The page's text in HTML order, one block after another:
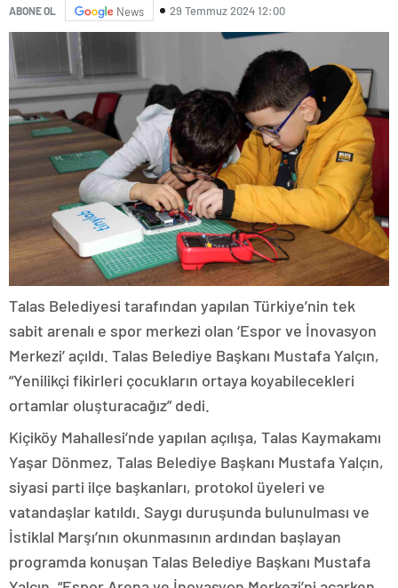
ABONE OL News 29 Temmuz 2024 12:00
Talas Belediyesi tarafından yapılan Türkiye’nin tek
sabit arenalı e spor merkezi olan ‘Espor ve İnovasyon
Merkezi’ açıldı. Talas Belediye Başkanı Mustafa Yalçın,
“Yenilikçi fikirleri çocukların ortaya koyabilecekleri
ortamlar oluşturacağız” dedi.
Kiçiköy Mahallesi’nde yapılan açılışa, Talas Kaymakamı
Yaşar Dönmez, Talas Belediye Başkanı Mustafa Yalçın,
siyasi parti ilçe başkanları, protokol üyeleri ve
vatandaşlar katıldı. Saygı duruşunda bulunulması ve
İstiklal Marşı’nın okunmasının ardından başlayan
programda konuşan Talas Belediye Başkanı Mustafa